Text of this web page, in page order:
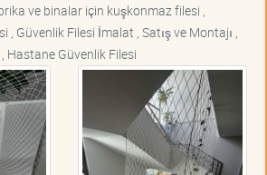
ve binalar için kuşkonmaz filesi ,
Güvenlik Filesi İmalat , Satış ve Montajı ,
Hastane Güvenlik Filesi